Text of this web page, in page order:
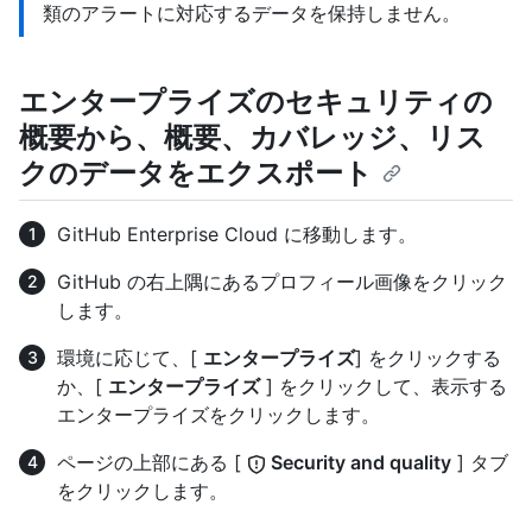
類のアラートに対応するデータを保持しません。
エンタープライズのセキュリティの
概要から、概要、カバレッジ、リス
クのデータをエクスポート
GitHub Enterprise Cloud に移動します。
GitHub の右上隅にあるプロフィール画像をクリック
します。
環境に応じて、[ エンタープライズ] をクリックする
か、[ エンタープライズ] をクリックして、表示する
エンタープライズをクリックします。
ページの上部にある [
Security and quality ] タブ
をクリックします。